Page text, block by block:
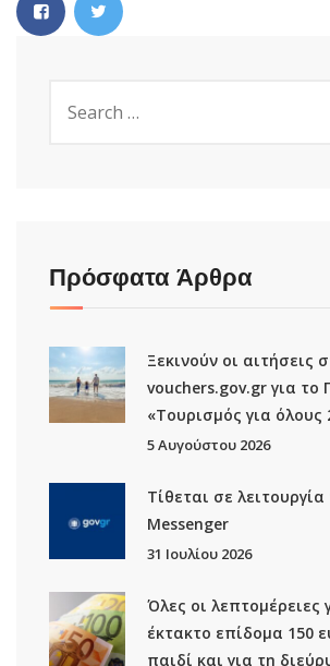
Πρόσφατα Άρθρα
Ξεκινούν οι αιτήσεις
vouchers.gov.gr για το
«Τουρισμός για όλους
5 Αυγούστου 2026
Τίθεται σε
Μessenger
31 Ιουλίου 2026
Όλες οι λεπτομέρειες
έκτακτο επίδομα 150
παιδί και για τη